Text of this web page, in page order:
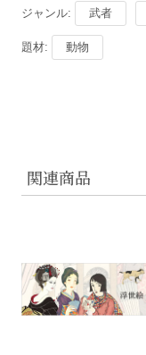
ジャンル: 武者
題材: 動物
関連商品